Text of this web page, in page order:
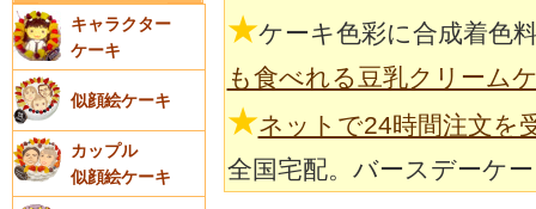
キャラクター
ケーキ
似顔絵ケーキ
カップル
似顔絵ケーキ
★ケーキ色彩に合成着色
も食べれる豆乳クリーム
★ネットで24時間注文を
全国宅配。バースデーケ